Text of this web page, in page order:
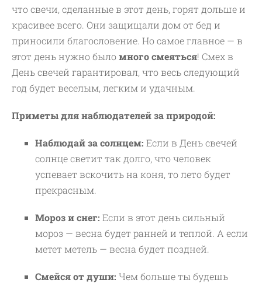
что свечи, сделанные в этот день, горят дольше и
красивее всего. Они защищали дом от бед и
приносили благословение. Но самое главное — в
этот день нужно быломного смеяться! Смех в
День свечей гарантировал, что весь следующий
год будет веселым, легким и удачным.
Приметы для наблюдателей за природой:
Наблюдай за солнцем: Если в День свечей
солнце светит так долго, что человек
успевает вскочить на коня, то лето будет
прекрасным.
Мороз и снег: Если в этот день сильный
мороз — весна будет ранней и теплой. А если
метет метель — весна будет поздней.
Смейся от души: Чем больше ты будешь